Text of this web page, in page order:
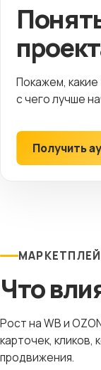
Покажем,
с чего лучше
Получить
Что
Рост на WB и
карточек, кликов,
продвижения.